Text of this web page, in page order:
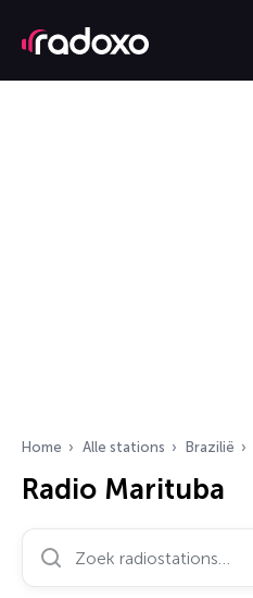
Home Alle stations Brazilië
Radio Marituba
Zoek radiostations…